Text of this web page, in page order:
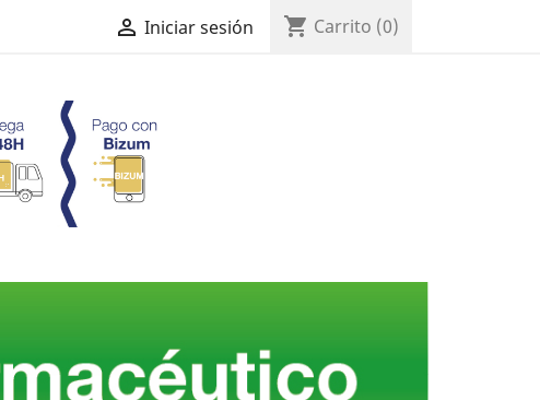
 Iniciar sesión shopping_cart Carrito (0)